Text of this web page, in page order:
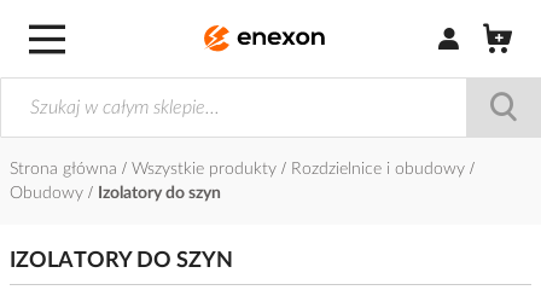
Zaloguj się /
Strona główna Wszystkie produkty
Rozdzielnice i obudowy
Obudowy
Izolatory do szyn
IZOLATORY DO SZYN